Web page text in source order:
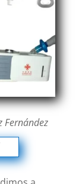
Fernández